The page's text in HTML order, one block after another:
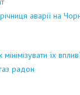
аварії на
мінімізувати їх
радон